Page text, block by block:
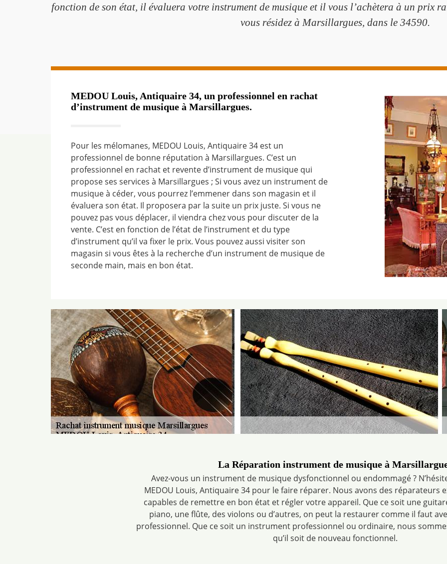
fonction de son état, il évaluera votre instrument de musique et il vous l’achètera à un prix
vous résidez à Marsillargues, dans le 34590.
MEDOU Louis, Antiquaire 34, un professionnel en rachat
d’instrument de musique à Marsillargues.
Pour les mélomanes, MEDOU Louis, Antiquaire 34 est un
professionnel de bonne réputation à Marsillargues. C’est un
professionnel en rachat et revente d’instrument de musique qui
propose ses services à Marsillargues ; Si vous avez un instrument de
musique à céder, vous pourrez l’emmener dans son magasin et il
évaluera son état. Il proposera par la suite un prix juste. Si vous ne
pouvez pas vous déplacer, il viendra chez vous pour discuter de la
vente. C’est en fonction de l’état de l’instrument et du type
d’instrument qu’il va fixer le prix. Vous pouvez aussi visiter son
magasin si vous êtes à la recherche d’un instrument de musique de
seconde main, mais en bon état.
La Réparation instrument de musique à
Avez-vous un instrument de musique dysfonctionnel ou endommagé ?
MEDOU Louis, Antiquaire 34 pour le faire réparer. Nous avons des réparateurs
capables de remettre en bon état et régler votre appareil. Que ce soit une
piano, une flûte, des violons ou d’autres, on peut la restaurer comme il faut
professionnel. Que ce soit un instrument professionnel ou ordinaire, nous
qu’il soit de nouveau fonctionnel.